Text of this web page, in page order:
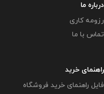
درباره ما
رزومه کاری
تماس با ما
راهنمای خرید
فایل راهنمای خرید فروشگاه